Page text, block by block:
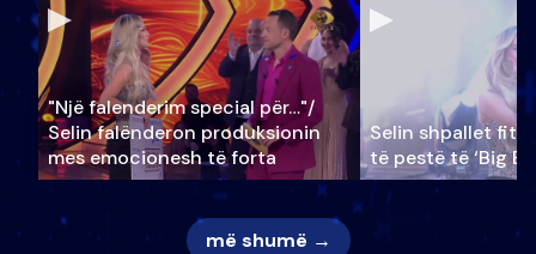
"Një falenderim special për…"/
Selin falënderon produksionin
mes emocionesh të forta
Selin shpallet
të pestë të ‘Big
më shumë →